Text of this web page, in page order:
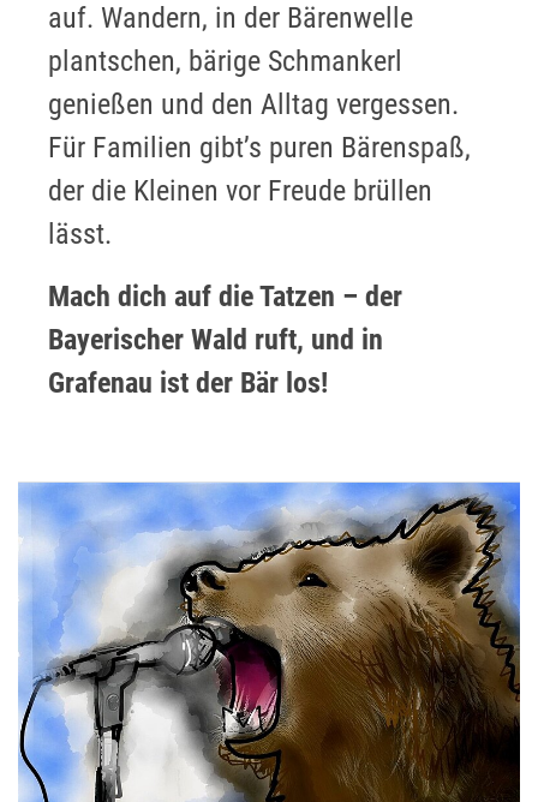
auf. Wandern, in der Bärenwelle
plantschen, bärige Schmankerl
genießen und den Alltag vergessen.
Für Familien gibt’s puren Bärenspaß,
der die Kleinen vor Freude brüllen
lässt.
Mach dich auf die Tatzen – der
Bayerischer Wald ruft, und in
Grafenau ist der Bär los!